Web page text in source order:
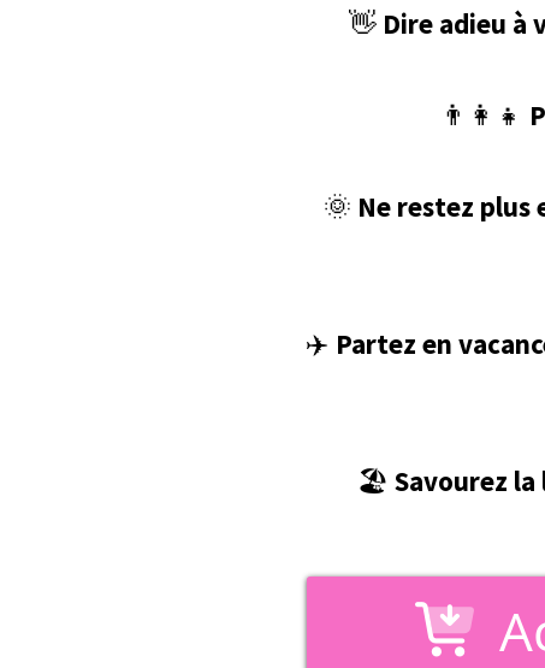
👋 Dire adieu à
👨‍👩‍👧
🌞 Ne restez plus
✈️ Partez en
🏖️Savourez